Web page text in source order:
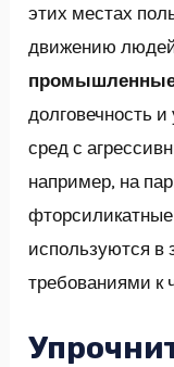
этих местах
движению
долговечность
сред с
например, на
используются в
требованиями к